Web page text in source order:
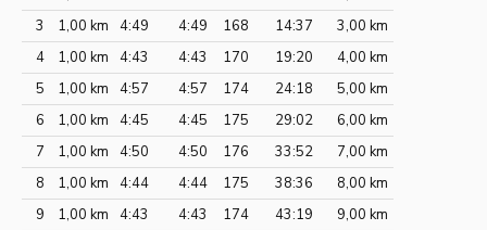
3
1,00 km 4:49 4:49 168 14:37
3,00 km
4
1,00 km 4:43 4:43 170 19:20
4,00 km
5
1,00 km 4:57 4:57 174 24:18
5,00 km
6
1,00 km 4:45 4:45 175 29:02
6,00 km
7
1,00 km 4:50 4:50 176 33:52
7,00 km
8
1,00 km 4:44 4:44 175 38:36
8,00 km
9
1,00 km 4:43 4:43 174 43:19
9,00 km